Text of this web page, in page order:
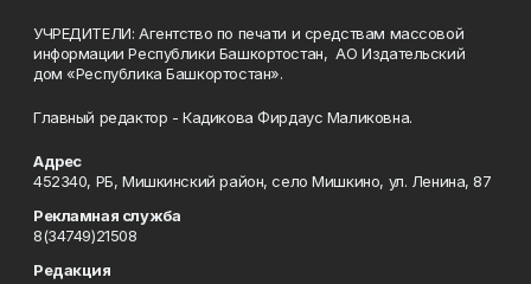
УЧРЕДИТЕЛИ: Агентство по печати и средствам массовой
информации Республики Башкортостан, АО Издательский
дом «Республика Башкортостан».
Главный редактор - Кадикова Фирдаус Маликовна.
Адрес
452340, РБ, Мишкинский район, село Мишкино, ул. Ленина, 87
Рекламная служба
8(34749)21508
Редакция